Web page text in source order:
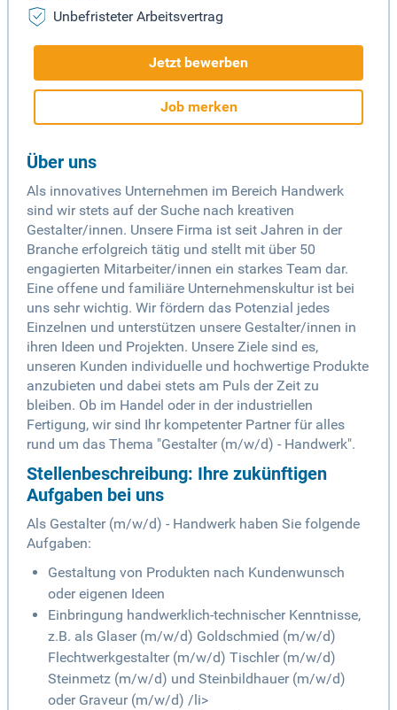
Unbefristeter Arbeitsvertrag
Jetzt bewerben
Job merken
Über uns
Als innovatives Unternehmen im Bereich Handwerk
sind wir stets auf der Suche nach kreativen
Gestalter/innen. Unsere Firma ist seit Jahren in der
Branche erfolgreich tätig und stellt mit über 50
engagierten Mitarbeiter/innen ein starkes Team dar.
Eine offene und familiäre Unternehmenskultur ist bei
uns sehr wichtig. Wir fördern das Potenzial jedes
Einzelnen und unterstützen unsere Gestalter/innen in
ihren Ideen und Projekten. Unsere Ziele sind es,
unseren Kunden individuelle und hochwertige Produkte
anzubieten und dabei stets am Puls der Zeit zu
bleiben. Ob im Handel oder in der industriellen
Fertigung, wir sind Ihr kompetenter Partner für alles
rund um das Thema "Gestalter (m/w/d) - Handwerk".
Stellenbeschreibung: Ihre zukünftigen
Aufgaben bei uns
Als Gestalter (m/w/d) - Handwerk haben Sie folgende
Aufgaben:
Gestaltung von Produkten nach Kundenwunsch
oder eigenen Ideen
Einbringung handwerklich-technischer Kenntnisse,
z.B. als Glaser (m/w/d) Goldschmied (m/w/d)
Flechtwerkgestalter (m/w/d) Tischler (m/w/d)
Steinmetz (m/w/d) und Steinbildhauer (m/w/d)
oder Graveur (m/w/d) /li>